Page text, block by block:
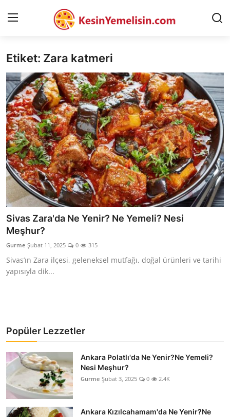
AnaSayfa
Gizlilik Sözleşmesi
Rüya Tabirleri
Diyet & Sağlıklı Beslenme
İletişim
Şehirler
Helal Gıda & Dini Hükümler
Gıda Güvenliği & Bilimi
Kalori & Diyet Rehberi
Mutfak Püf Noktaları & İpuçları
İçecek Kültürü & Barista
Yöresel Tarifler & Ev Yemekleri
Gıda Güvenliği & Sağlık
İçecek Kültürü & Rehberleri
Etiket: Zara katmeri
Sivas Zara'da Ne Yenir? Ne Yemeli? Nesi
Meşhur?
Gurme Şubat 11, 2025 0 315
Sivas’ın Zara ilçesi, geleneksel mutfağı, doğal ürünleri ve tarihi
yapısıyla dik...
Popüler Lezzetler
Ankara Polatlı'da Ne Yenir?Ne Yemeli?
Nesi Meşhur?
Gurme Şubat 3, 2025 0 2.4K
Ankara Kızılcahamam'da Ne Yenir?Ne